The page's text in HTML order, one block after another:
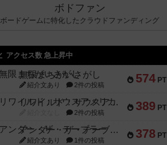
ボドファン
ボードゲームに特化したクラウドファンディング
アクセス数 急上昇中
574 PT
無限まちがいさがし
紹介文あり 2件の投稿
389 PT
リワイルド：サウスアメリカ
2件の投稿
378 PT
アンダー・ザ・テーブラー
紹介文あり 1件の投稿